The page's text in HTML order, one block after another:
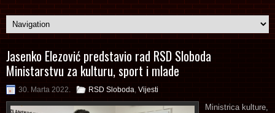
Jasenko Elezović predstavio rad RSD Sloboda
Ministarstvu za kulturu, sport i mlade
30. Marta 2022. RSD Sloboda Vijesti
Ministrica kulture,